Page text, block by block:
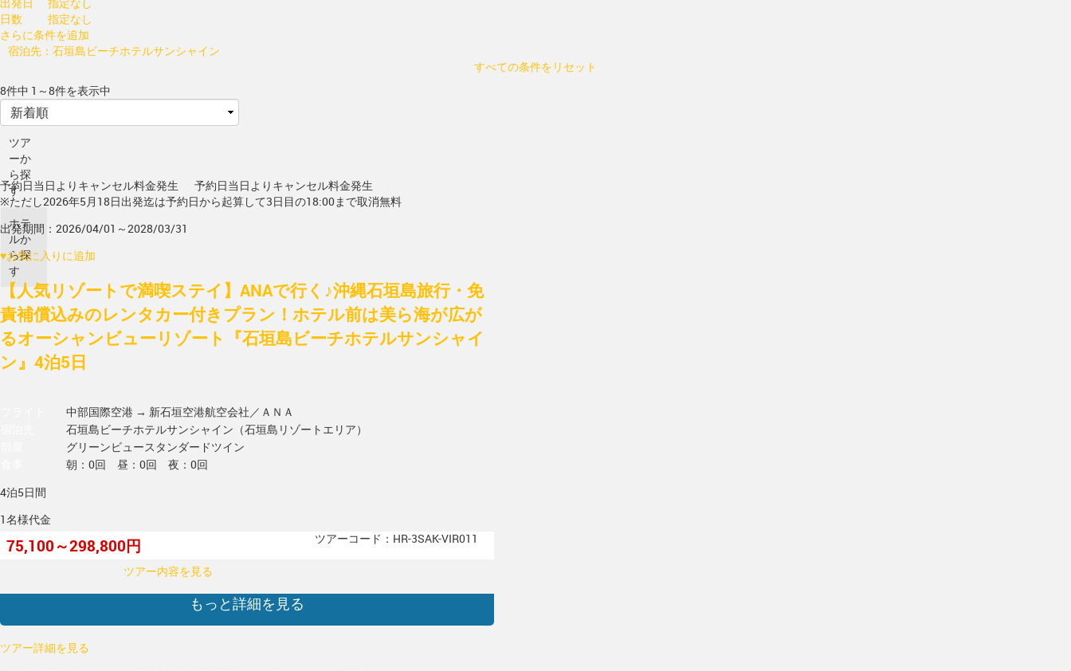
出発日
指定なし
日数
指定なし
さらに条件を追加
宿泊先：石垣島ビーチホテルサンシャイン
すべての条件をリセット
8件中 1～8件を表示中
ツア
ーか
ら探
す
ホテ
ルか
ら探
す
予約日当日よりキャンセル料金発生
予約日当日よりキャンセル料金発生
※ただし2026年5月18日出発迄は予約日から起算して3日目の18:00まで取消無料
出発期間：2026/04/01～2028/03/31
♥お気に入りに追加
【人気リゾートで満喫ステイ】ANAで行く♪沖縄石垣島旅行・免
責補償込みのレンタカー付きプラン！ホテル前は美ら海が広が
るオーシャンビューリゾート『石垣島ビーチホテルサンシャイ
ン』4泊5日
中部国際空港 → 新石垣空港航空会社／ＡＮＡ
石垣島ビーチホテルサンシャイン（石垣島リゾートエリア）
グリーンビュースタンダードツイン
朝：0回 昼：0回 夜：0回
4泊5日間
1名様代金
75,100～298,800円 ツアーコード：HR-3SAK-VIR011
ツアー内容を見る
もっと詳細を見る
ツアー詳細を見る